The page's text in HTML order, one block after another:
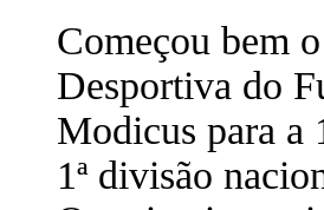
Começou bem
Desportiva do
Modicus para a
1ª divisão